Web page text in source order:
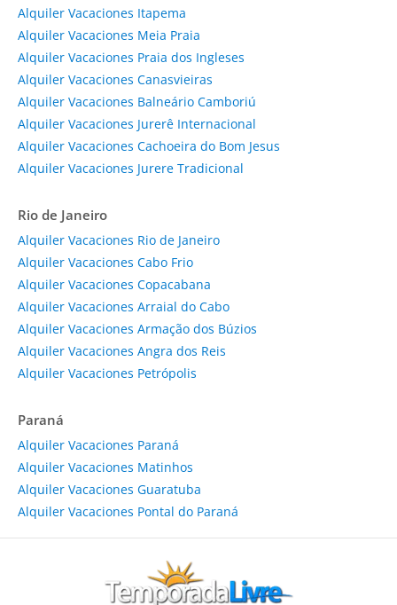
Alquiler Vacaciones Itapema
Alquiler Vacaciones Meia Praia
Alquiler Vacaciones Praia dos Ingleses
Alquiler Vacaciones Canasvieiras
Alquiler Vacaciones Balneário Camboriú
Alquiler Vacaciones Jurerê Internacional
Alquiler Vacaciones Cachoeira do Bom Jesus
Alquiler Vacaciones Jurere Tradicional
Rio de Janeiro
Alquiler Vacaciones Rio de Janeiro
Alquiler Vacaciones Cabo Frio
Alquiler Vacaciones Copacabana
Alquiler Vacaciones Arraial do Cabo
Alquiler Vacaciones Armação dos Búzios
Alquiler Vacaciones Angra dos Reis
Alquiler Vacaciones Petrópolis
Paraná
Alquiler Vacaciones Paraná
Alquiler Vacaciones Matinhos
Alquiler Vacaciones Guaratuba
Alquiler Vacaciones Pontal do Paraná